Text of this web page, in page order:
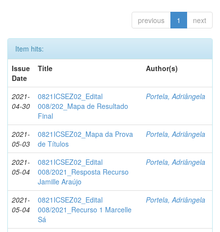
previous 1 next
Item hits:
Issue
Date
Title Author(s)
2021-
04-30
0821ICSEZ02_Edital
008/202_Mapa de Resultado
Final
Portela, Adriângela
2021-
05-03
0821ICSEZ02_Mapa da Prova
de Títulos
Portela, Adriângela
2021-
05-04
0821ICSEZ02_Edital
008/2021_Resposta Recurso
Jamille Araújo
Portela, Adriângela
2021-
05-04
0821ICSEZ02_Edital
008/2021_Recurso 1 Marcelle
Sá
Portela, Adriângela